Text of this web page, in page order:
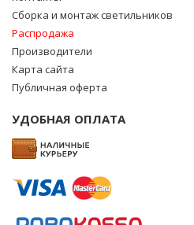
Сборка и монтаж светильников
Распродажа
Производители
Карта сайта
Публичная оферта
УДОБНАЯ ОПЛАТА